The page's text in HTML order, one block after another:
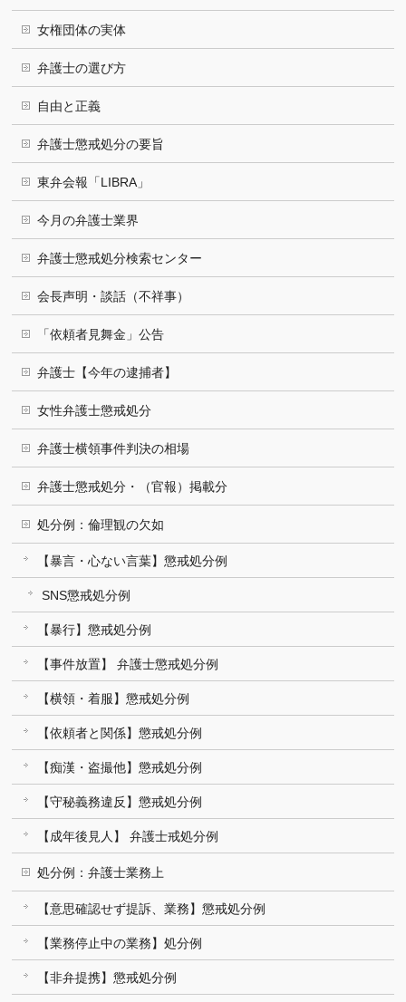
女権団体の実体
弁護士の選び方
自由と正義
弁護士懲戒処分の要旨
東弁会報「LIBRA」
今月の弁護士業界
弁護士懲戒処分検索センター
会長声明・談話（不祥事）
「依頼者見舞金」公告
弁護士【今年の逮捕者】
女性弁護士懲戒処分
弁護士横領事件判決の相場
弁護士懲戒処分・（官報）掲載分
処分例：倫理観の欠如
【暴言・心ない言葉】懲戒処分例
SNS懲戒処分例
【暴行】懲戒処分例
【事件放置】 弁護士懲戒処分例
【横領・着服】懲戒処分例
【依頼者と関係】懲戒処分例
【痴漢・盗撮他】懲戒処分例
【守秘義務違反】懲戒処分例
【成年後見人】 弁護士戒処分例
処分例：弁護士業務上
【意思確認せず提訴、業務】懲戒処分例
【業務停止中の業務】処分例
【非弁提携】懲戒処分例